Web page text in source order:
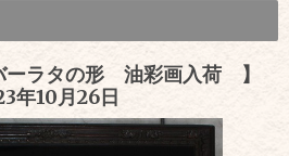
ラタの形 油彩画入荷 】
年10月26日